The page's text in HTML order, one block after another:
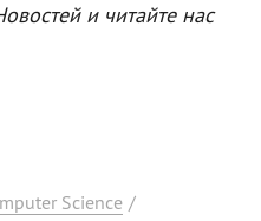
и читайте нас
Science /